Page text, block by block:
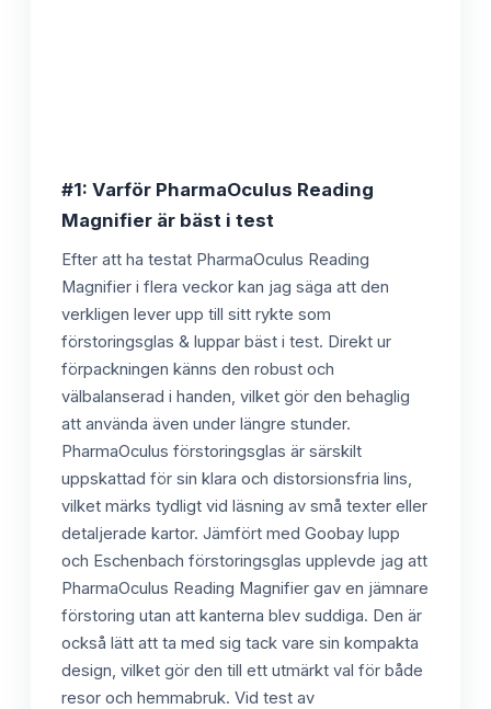
#1: Varför PharmaOculus Reading
Magnifier är bäst i test
Efter att ha testat PharmaOculus Reading
Magnifier i flera veckor kan jag säga att den
verkligen lever upp till sitt rykte som
förstoringsglas & luppar bäst i test. Direkt ur
förpackningen känns den robust och
välbalanserad i handen, vilket gör den behaglig
att använda även under längre stunder.
PharmaOculus förstoringsglas är särskilt
uppskattad för sin klara och distorsionsfria lins,
vilket märks tydligt vid läsning av små texter eller
detaljerade kartor. Jämfört med Goobay lupp
och Eschenbach förstoringsglas upplevde jag att
PharmaOculus Reading Magnifier gav en jämnare
förstoring utan att kanterna blev suddiga. Den är
också lätt att ta med sig tack vare sin kompakta
design, vilket gör den till ett utmärkt val för både
resor och hemmabruk. Vid test av